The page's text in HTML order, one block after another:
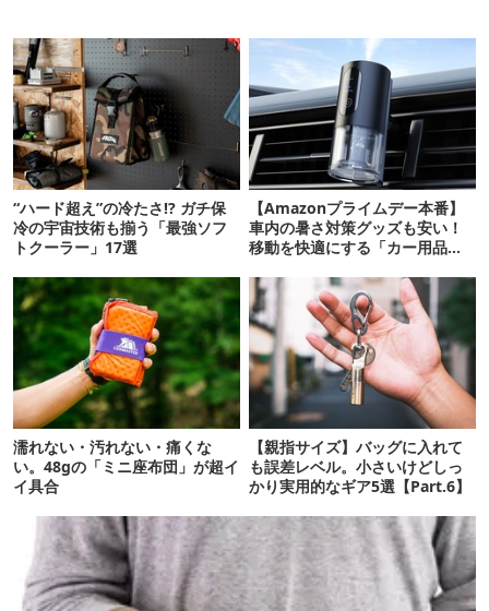
“ハード超え”の冷たさ!? ガチ保
冷の宇宙技術も揃う「最強ソフ
トクーラー」17選
【Amazonプライムデー本番】
車内の暑さ対策グッズも安い！
移動を快適にする「カー用品」
濡れない・汚れない・痛くな
い。48gの「ミニ座布団」が超イ
イ具合
【親指サイズ】バッグに入れて
も誤差レベル。小さいけどしっ
かり実用的なギア5選【Part.6】